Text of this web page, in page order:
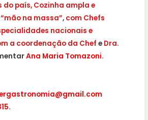
país, Cozinha ampla e
na massa”, com Chefs
es nacionais e
a coordenação da Chef e Dra.
Ana Maria Tomazoni.